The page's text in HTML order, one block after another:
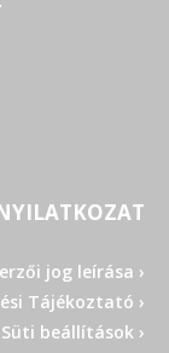
jog leírása ›
Tájékoztató ›
Süti beállítások ›